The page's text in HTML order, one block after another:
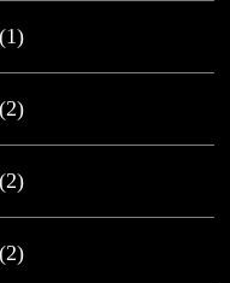
(1)
(2)
(2)
(2)